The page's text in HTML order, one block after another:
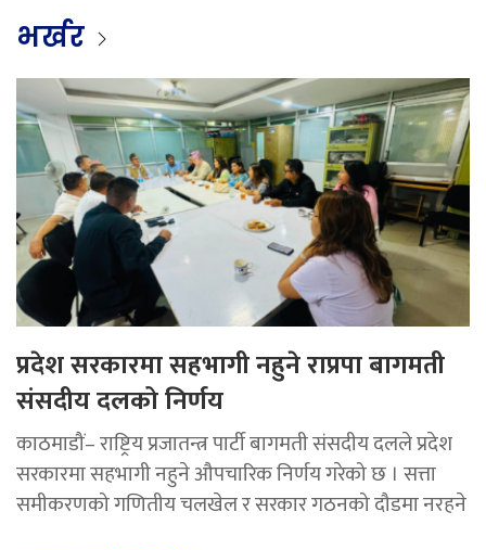
भर्खर
प्रदेश सरकारमा सहभागी नहुने राप्रपा बागमती
संसदीय दलको निर्णय
काठमाडौं– राष्ट्रिय प्रजातन्त्र पार्टी बागमती संसदीय दलले प्रदेश
सरकारमा सहभागी नहुने औपचारिक निर्णय गरेको छ । सत्ता
समीकरणको गणितीय चलखेल र सरकार गठनको दौडमा नरहने